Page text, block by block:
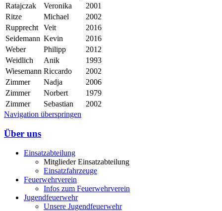
Ratajczak
Veronika
2001
Ritze
Michael
2002
Rupprecht
Veit
2016
Seidemann Kevin
2016
Weber
Philipp
2012
Weidlich
Anik
1993
Wiesemann Riccardo
2002
Zimmer
Nadja
2006
Zimmer
Norbert
1979
Zimmer
Sebastian
2002
Navigation überspringen
Über uns
Einsatzabteilung
Mitglieder Einsatzabteilung
Einsatzfahrzeuge
Feuerwehrverein
Infos zum Feuerwehrverein
Jugendfeuerwehr
Unsere Jugendfeuerwehr